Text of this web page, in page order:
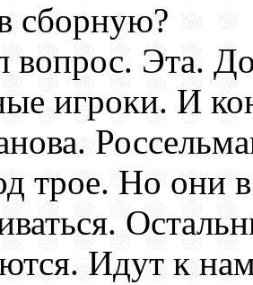
сборную?
вопрос. Эта.
игроки. И
трое. Но они
Идут к